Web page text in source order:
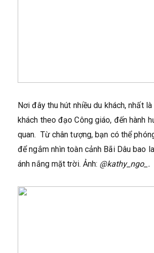
Nơi đây thu hút nhiều du khách, nhất
khách theo đạo Công giáo, đến hành
quan. Từ chân tượng, bạn có thể
để ngắm nhìn toàn cảnh Bãi Dâu bao
ánh nắng mặt trời. Ảnh: @kathy_ngo_.